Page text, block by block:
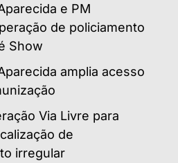
e PM
de policiamento
Show
amplia acesso
Via Livre para
de
irregular